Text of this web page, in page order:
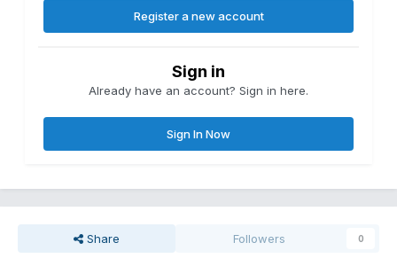
Register a new account
Sign in
Already have an account? Sign in here.
Sign In Now
Share Followers 0